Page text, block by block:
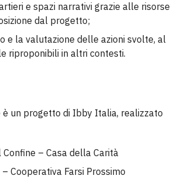
e spazi narrativi grazie alle risorse
dal progetto;
e la valutazione delle azioni svolte, al
riproponibili in altri contesti.
è un progetto di Ibby Italia, realizzato
– Casa della Carità
– Cooperativa Farsi Prossimo